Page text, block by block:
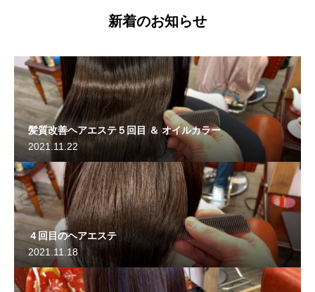
新着のお知らせ
髪質改善ヘアエステ５回目 ＆ オイルカラー
2021.11.22
４回目のヘアエステ
2021.11.18